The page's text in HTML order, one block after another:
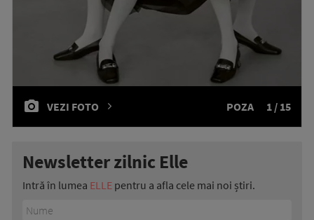
VEZI FOTO POZA 1 / 15
Newsletter zilnic Elle
Intră în lumea ELLE pentru a afla cele mai noi știri.